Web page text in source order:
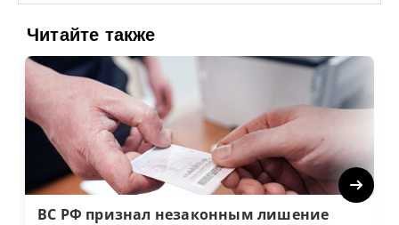
Читайте также
ВС РФ признал незаконным лишение
Next